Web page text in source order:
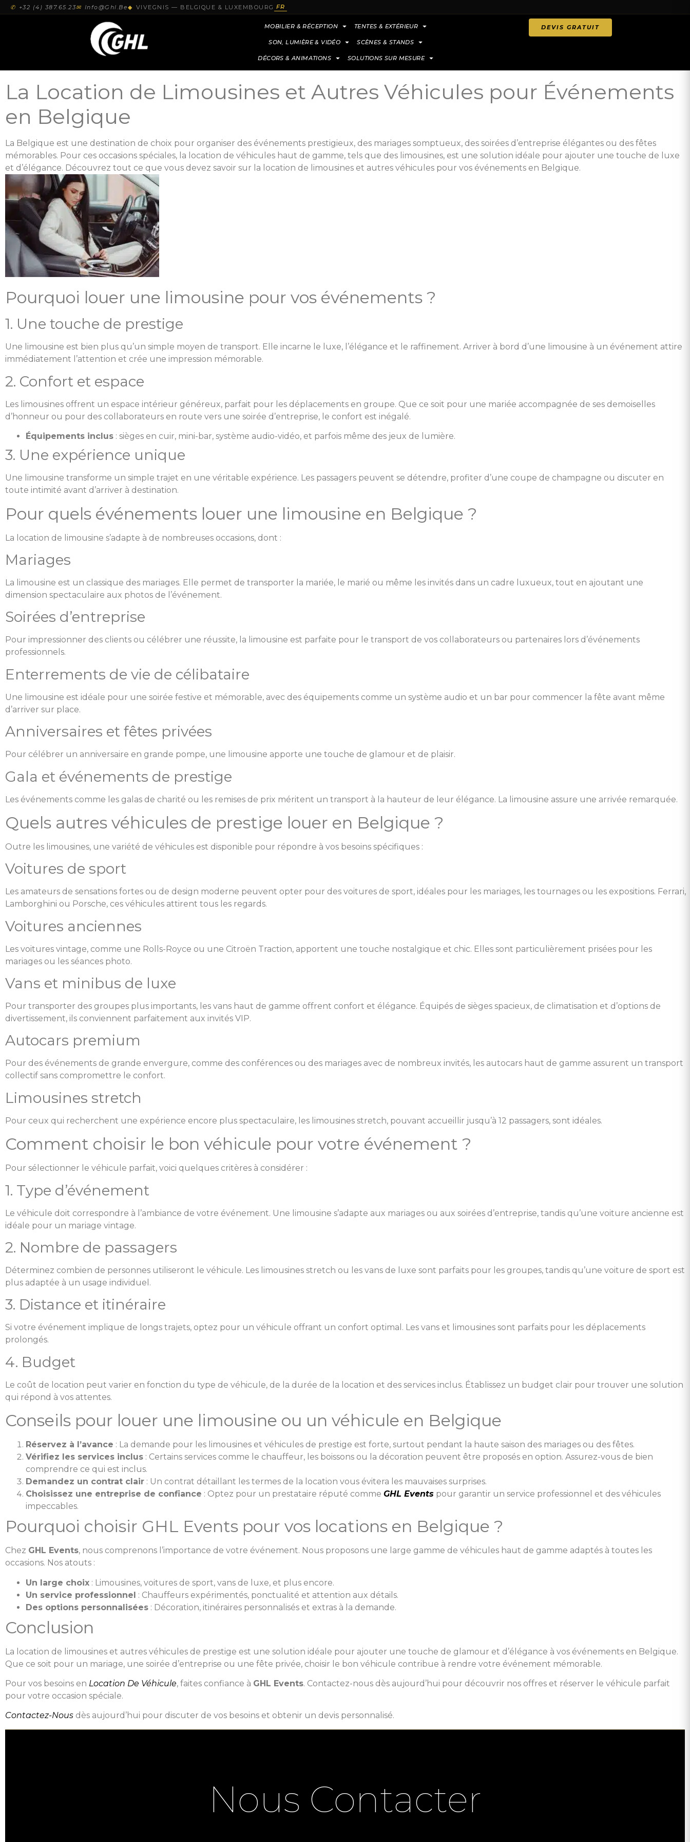
✆ +32 (4) 387.65.23✉ Info@ghl.be◆ VIVEGNIS — BELGIQUE & LUXEMBOURG FR
MOBILIER & RÉCEPTION TENTES & EXTÉRIEUR
SON, LUMIÈRE & VIDÉO SCÈNES & STANDS
DÉCORS & ANIMATIONS SOLUTIONS SUR MESURE
DEVIS GRATUIT
La Location de Limousines et Autres Véhicules pour Événements
en Belgique
La Belgique est une destination de choix pour organiser des événements prestigieux, des mariages somptueux, des soirées d’entreprise élégantes ou des fêtes
mémorables. Pour ces occasions spéciales, la location de véhicules haut de gamme, tels que des limousines, est une solution idéale pour ajouter une touche de luxe
et d’élégance. Découvrez tout ce que vous devez savoir sur la location de limousines et autres véhicules pour vos événements en Belgique.
Pourquoi louer une limousine pour vos événements ?
1. Une touche de prestige
Une limousine est bien plus qu’un simple moyen de transport. Elle incarne le luxe, l’élégance et le raffinement. Arriver à bord d’une limousine à un événement attire
immédiatement l’attention et crée une impression mémorable.
2. Confort et espace
Les limousines offrent un espace intérieur généreux, parfait pour les déplacements en groupe. Que ce soit pour une mariée accompagnée de ses demoiselles
d’honneur ou pour des collaborateurs en route vers une soirée d’entreprise, le confort est inégalé.
Équipements inclus : sièges en cuir, mini-bar, système audio-vidéo, et parfois même des jeux de lumière.
3. Une expérience unique
Une limousine transforme un simple trajet en une véritable expérience. Les passagers peuvent se détendre, profiter d’une coupe de champagne ou discuter en
toute intimité avant d’arriver à destination.
Pour quels événements louer une limousine en Belgique ?
La location de limousine s’adapte à de nombreuses occasions, dont :
Mariages
La limousine est un classique des mariages. Elle permet de transporter la mariée, le marié ou même les invités dans un cadre luxueux, tout en ajoutant une
dimension spectaculaire aux photos de l’événement.
Soirées d’entreprise
Pour impressionner des clients ou célébrer une réussite, la limousine est parfaite pour le transport de vos collaborateurs ou partenaires lors d’événements
professionnels.
Enterrements de vie de célibataire
Une limousine est idéale pour une soirée festive et mémorable, avec des équipements comme un système audio et un bar pour commencer la fête avant même
d’arriver sur place.
Anniversaires et fêtes privées
Pour célébrer un anniversaire en grande pompe, une limousine apporte une touche de glamour et de plaisir.
Gala et événements de prestige
Les événements comme les galas de charité ou les remises de prix méritent un transport à la hauteur de leur élégance. La limousine assure une arrivée remarquée.
Quels autres véhicules de prestige louer en Belgique ?
Outre les limousines, une variété de véhicules est disponible pour répondre à vos besoins spécifiques :
Voitures de sport
Les amateurs de sensations fortes ou de design moderne peuvent opter pour des voitures de sport, idéales pour les mariages, les tournages ou les expositions. Ferrari,
Lamborghini ou Porsche, ces véhicules attirent tous les regards.
Voitures anciennes
Les voitures vintage, comme une Rolls-Royce ou une Citroën Traction, apportent une touche nostalgique et chic. Elles sont particulièrement prisées pour les
mariages ou les séances photo.
Vans et minibus de luxe
Pour transporter des groupes plus importants, les vans haut de gamme offrent confort et élégance. Équipés de sièges spacieux, de climatisation et d’options de
divertissement, ils conviennent parfaitement aux invités VIP.
Autocars premium
Pour des événements de grande envergure, comme des conférences ou des mariages avec de nombreux invités, les autocars haut de gamme assurent un transport
collectif sans compromettre le confort.
Limousines stretch
Pour ceux qui recherchent une expérience encore plus spectaculaire, les limousines stretch, pouvant accueillir jusqu’à 12 passagers, sont idéales.
Comment choisir le bon véhicule pour votre événement ?
Pour sélectionner le véhicule parfait, voici quelques critères à considérer :
1. Type d’événement
Le véhicule doit correspondre à l’ambiance de votre événement. Une limousine s’adapte aux mariages ou aux soirées d’entreprise, tandis qu’une voiture ancienne est
idéale pour un mariage vintage.
2. Nombre de passagers
Déterminez combien de personnes utiliseront le véhicule. Les limousines stretch ou les vans de luxe sont parfaits pour les groupes, tandis qu’une voiture de sport est
plus adaptée à un usage individuel.
3. Distance et itinéraire
Si votre événement implique de longs trajets, optez pour un véhicule offrant un confort optimal. Les vans et limousines sont parfaits pour les déplacements
prolongés.
4. Budget
Le coût de location peut varier en fonction du type de véhicule, de la durée de la location et des services inclus. Établissez un budget clair pour trouver une solution
qui répond à vos attentes.
Conseils pour louer une limousine ou un véhicule en Belgique
Réservez à l’avance : La demande pour les limousines et véhicules de prestige est forte, surtout pendant la haute saison des mariages ou des fêtes.
Vérifiez les services inclus : Certains services comme le chauffeur, les boissons ou la décoration peuvent être proposés en option. Assurez-vous de bien
comprendre ce qui est inclus.
Demandez un contrat clair : Un contrat détaillant les termes de la location vous évitera les mauvaises surprises.
Choisissez une entreprise de confiance : Optez pour un prestataire réputé comme GHL Events pour garantir un service professionnel et des véhicules
impeccables.
Pourquoi choisir GHL Events pour vos locations en Belgique ?
Chez GHL Events, nous comprenons l’importance de votre événement. Nous proposons une large gamme de véhicules haut de gamme adaptés à toutes les
occasions. Nos atouts :
Un large choix : Limousines, voitures de sport, vans de luxe, et plus encore.
Un service professionnel : Chauffeurs expérimentés, ponctualité et attention aux détails.
Des options personnalisées : Décoration, itinéraires personnalisés et extras à la demande.
Conclusion
La location de limousines et autres véhicules de prestige est une solution idéale pour ajouter une touche de glamour et d’élégance à vos événements en Belgique.
Que ce soit pour un mariage, une soirée d’entreprise ou une fête privée, choisir le bon véhicule contribue à rendre votre événement mémorable.
Pour vos besoins en Location De Véhicule, faites confiance à GHL Events. Contactez-nous dès aujourd’hui pour découvrir nos offres et réserver le véhicule parfait
pour votre occasion spéciale.
Contactez-Nous dès aujourd’hui pour discuter de vos besoins et obtenir un devis personnalisé.
Nous Contacter